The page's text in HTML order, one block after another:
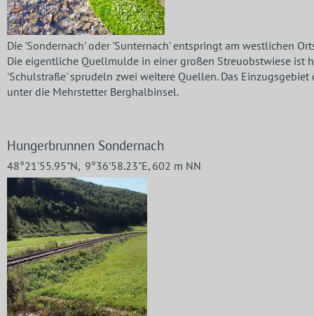
Die 'Sondernach' oder 'Sunternach' entspringt am westlichen
Die eigentliche Quellmulde in einer großen Streuobstwiese ist
'Schulstraße' sprudeln zwei weitere Quellen. Das
unter die Mehrstetter Berghalbinsel.
Hungerbrunnen Sondernach
48°21'55.95"N, 9°36'58.23"E, 602 m NN